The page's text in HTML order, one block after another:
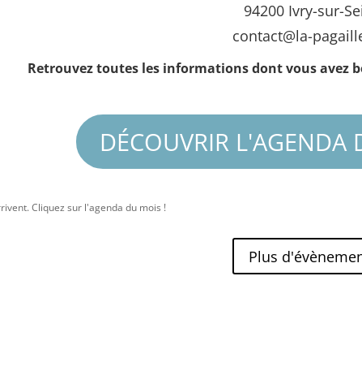
94200 Ivry-sur-
contact@la-
Retrouvez toutes les informations dont vous avez
DÉCOUVRIR L'AGENDA
Cliquez sur l'agenda du mois !
Plus